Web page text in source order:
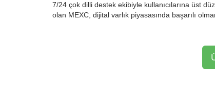
7/24 çok dilli destek ekibiyle kullanıcılarına üst
olan MEXC, dijital varlık piyasasında başarılı